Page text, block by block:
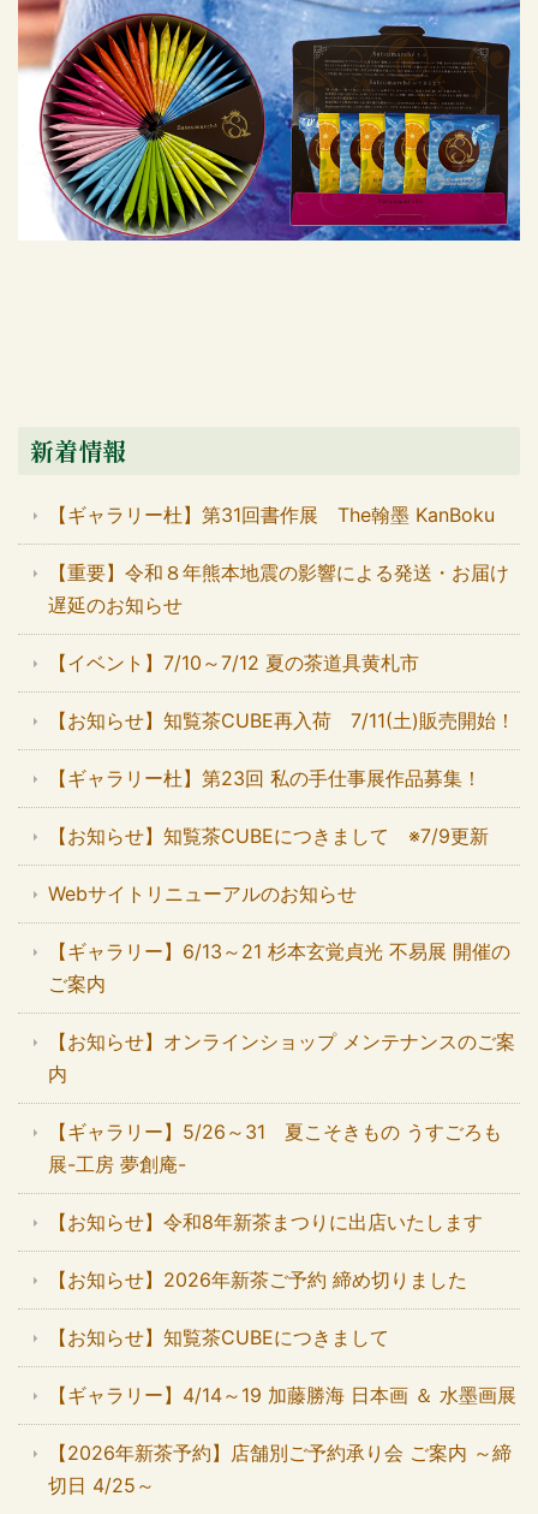
新着情報
【ギャラリー杜】第31回書作展 The翰墨 KanBoku
【重要】令和８年熊本地震の影響による発送・お届け
遅延のお知らせ
【イベント】7/10～7/12 夏の茶道具黄札市
【お知らせ】知覧茶CUBE再入荷 7/11(土)販売開始！
【ギャラリー杜】第23回 私の手仕事展作品募集！
【お知らせ】知覧茶CUBEにつきまして ※7/9更新
Webサイトリニューアルのお知らせ
【ギャラリー】6/13～21 杉本玄覚貞光 不易展 開催の
ご案内
【お知らせ】オンラインショップ メンテナンスのご案
内
【ギャラリー】5/26～31 夏こそきもの うすごろも
展-工房 夢創庵-
【お知らせ】令和8年新茶まつりに出店いたします
【お知らせ】2026年新茶ご予約 締め切りました
【お知らせ】知覧茶CUBEにつきまして
【ギャラリー】4/14～19 加藤勝海 日本画 ＆ 水墨画展
【2026年新茶予約】店舗別ご予約承り会 ご案内 ～締
切日 4/25～